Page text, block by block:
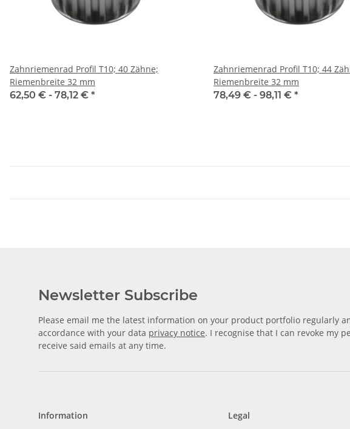
Zahnriemenrad Profil T10; 40 Zähne;
Riemenbreite 32 mm
62,50 € - 78,12 € *
Zahnriemenrad Profil T10; 44
Riemenbreite 32 mm
78,49 € - 98,11 € *
Newsletter Subscribe
Please email me the latest information on your product portfolio regularly
accordance with your data privacy notice. I recognise that I can revoke my
receive said emails at any time.
Information Legal